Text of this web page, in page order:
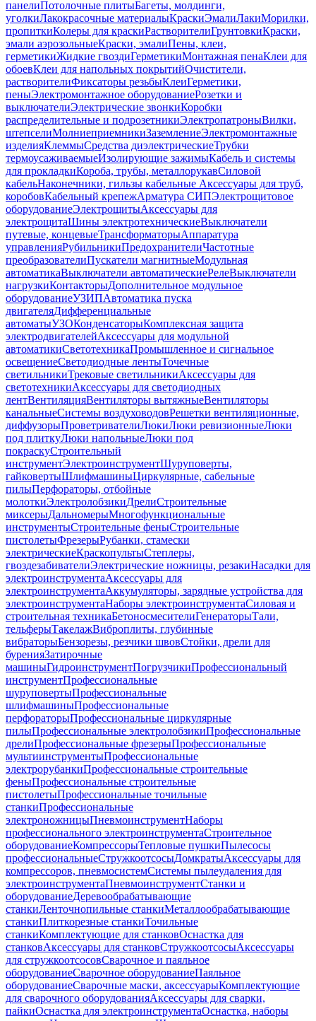
панелиПотолочные плитыБагеты, молдинги,
уголкиЛакокрасочные материалыКраскиЭмалиЛакиМорилки,
пропиткиКолеры для краскиРастворителиГрунтовкиКраски,
эмали аэрозольныеКраски, эмалиПены, клеи,
герметикиЖидкие гвоздиГерметикиМонтажная пенаКлеи для
обоевКлеи для напольных покрытийОчистители,
растворителиФиксаторы резьбыКлеиГерметики,
пеныЭлектромонтажное оборудованиеРозетки и
выключателиЭлектрические звонкиКоробки
распределительные и подрозетникиЭлектропатроныВилки,
штепселиМолниеприемникиЗаземлениеЭлектромонтажные
изделияКлеммыСредства диэлектрическиеТрубки
термоусаживаемыеИзолирующие зажимыКабель и системы
для прокладкиКороба, трубы, металлорукавСиловой
кабельНаконечники, гильзы кабельные Аксессуары для труб,
коробовКабельный крепежАрматура СИПЭлектрощитовое
оборудованиеЭлектрощитыАксессуары для
электрощитаШины электротехническиеВыключатели
путевые, концевыеТрансформаторыАппаратура
управленияРубильникиПредохранителиЧастотные
преобразователиПускатели магнитныеМодульная
автоматикаВыключатели автоматическиеРелеВыключатели
нагрузкиКонтакторыДополнительное модульное
оборудованиеУЗИПАвтоматика пуска
двигателяДифференциальные
автоматыУЗОКонденсаторыКомплексная защита
электродвигателейАксессуары для модульной
автоматикиСветотехникаПромышленное и сигнальное
освещениеСветодиодные лентыТочечные
светильникиТрековые светильникиАксессуары для
светотехникиАксессуары для светодиодных
лентВентиляцияВентиляторы вытяжныеВентиляторы
канальныеСистемы воздуховодовРешетки вентиляционные,
диффузорыПроветривателиЛюкиЛюки ревизионныеЛюки
под плиткуЛюки напольныеЛюки под
покраскуСтроительный
инструментЭлектроинструментШуруповерты,
гайковертыШлифмашиныЦиркулярные, сабельные
пилыПерфораторы, отбойные
молоткиЭлектролобзикиДрелиСтроительные
миксерыДальномерыМногофункциональные
инструментыСтроительные феныСтроительные
пистолетыФрезерыРубанки, стамески
электрическиеКраскопультыСтеплеры,
гвоздезабивателиЭлектрические ножницы, резакиНасадки для
электроинструментаАксессуары для
электроинструментаАккумуляторы, зарядные устройства для
электроинструментаНаборы электроинструментаСиловая и
строительная техникаБетоносмесителиГенераторыТали,
тельферыТакелажВиброплиты, глубинные
вибраторыБензорезы, резчики швовСтойки, дрели для
буренияЗатирочные
машиныГидроинструментПогрузчикиПрофессиональный
инструментПрофессиональные
шуруповертыПрофессиональные
шлифмашиныПрофессиональные
перфораторыПрофессиональные циркулярные
пилыПрофессиональные электролобзикиПрофессиональные
дрелиПрофессиональные фрезерыПрофессиональные
мультиинструментыПрофессиональные
электрорубанкиПрофессиональные строительные
феныПрофессиональные строительные
пистолетыПрофессиональные точильные
станкиПрофессиональные
электроножницыПневмоинструментНаборы
профессионального электроинструментаСтроительное
оборудованиеКомпрессорыТепловые пушкиПылесосы
профессиональныеСтружкоотсосыДомкратыАксессуары для
компрессоров, пневмосистемСистемы пылеудаления для
электроинструментаПневмоинструментСтанки и
оборудованиеДеревообрабатывающие
станкиЛенточнопильные станкиМеталлообрабатывающие
станкиПлиткорезные станкиТочильные
станкиКомплектующие для станковОснастка для
станковАксессуары для станковСтружкоотсосыАксессуары
для стружкоотсосовСварочное и паяльное
оборудованиеСварочное оборудованиеПаяльное
оборудованиеСварочные маски, аксессуарыКомплектующие
для сварочного оборудованияАксессуары для сварки,
пайкиОснастка для электроинструментаОснастка, наборы